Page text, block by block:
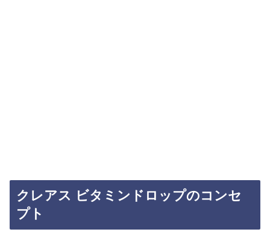
クレアス ビタミンドロップのコンセ
プト